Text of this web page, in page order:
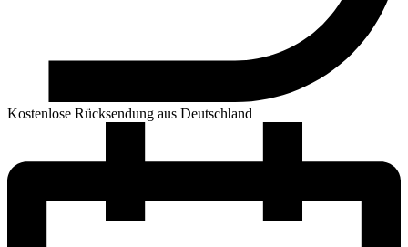
Kostenlose Rücksendung aus Deutschland